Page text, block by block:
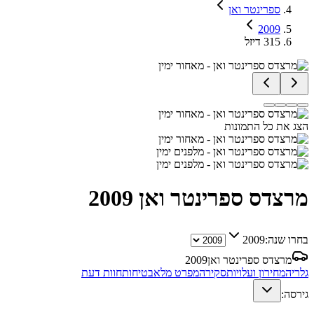
ספרינטר ואן
2009
315 דיזל
הצג את כל התמונות
מרצדס ספרינטר ואן 2009
בחרו שנה:2009
מרצדס ספרינטר ואן2009
גלריהמחירון ועלויותסקירהמפרט מלאבטיחותחוות דעת
גירסה: